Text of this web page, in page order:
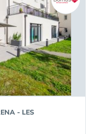
- LES